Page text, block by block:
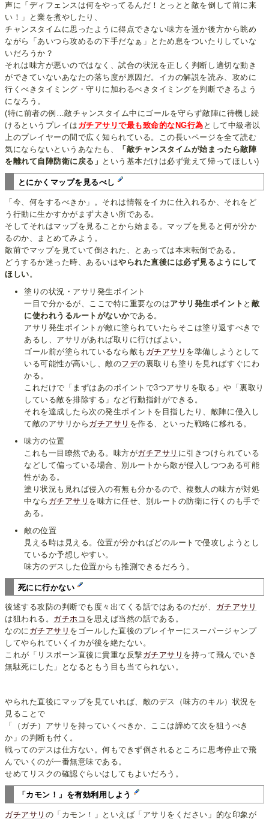
声に「ディフェンスは何をやってるんだ！とっとと敵を倒して前に来
い！」と業を煮やしたり、
チャンスタイムに思ったように得点できない味方を遥か後方から眺め
ながら「あいつら攻めるの下手だなぁ」とため息をついたりしていな
いだろうか？
それは味方が悪いのではなく、試合の状況を正しく判断し適切な動き
ができていないあなたの落ち度が原因だ。イカの解説を読み、攻めに
行くべきタイミング・守りに加わるべきタイミングを判断できるよう
になろう。
(特に前者の例…敵チャンスタイム中にゴールを守らず敵陣に待機し続
けるというプレイは ガチアサリで最も致命的なNG行為 として中級者以
上のプレイヤーの間で広く知られている。この長いページを全て読む
気にならないというあなたも、
「敵チャンスタイムが始まったら敵陣
を離れて自陣防衛に戻る」 という基本だけは必ず覚えて帰ってほしい)
とにかくマップを見るべし
「今、何をするべきか」。それは情報をイカに仕入れるか、それをど
う行動に生かすかがまず大きい所である。
そしてそれはマップを見ることから始まる。マップを見ると何が分か
るのか、まとめてみよう。
敵前でマップを見ていて倒された、とあっては本末転倒である。
どうするか迷った時、あるいはやられた直後には必ず見るようにして
ほしい 。
塗りの状況・アサリ発生ポイント
一目で分かるが、ここで特に重要なのはアサリ発生ポイント と 敵
に使われうるルートがないかである。
アサリ発生ポイントが敵に塗られていたらそこは塗り返すべきで
あるし、アサリがあれば取りに行けばよい。
ゴール前が塗られているなら敵も ガチアサリ を準備しようとして
いる可能性が高いし、敵のフデの裏取りも塗りを見ればすぐにわ
かる。
これだけで「まずはあのポイントで3つアサリを取る」や「裏取り
している敵を排除する」など行動指針ができる。
それを達成したら次の発生ポイントを目指したり、敵陣に侵入し
て敵のアサリから ガチアサリ を作る、といった戦略に移れる。
味方の位置
これも一目瞭然である。味方がガチアサリ に引きつけられている
などして偏っている場合、別ルートから敵が侵入しつつある可能
性がある。
塗り状況も見れば侵入の有無も分かるので、複数人の味方が対処
中なら ガチアサリ を味方に任せ、別ルートの防衛に行くのも手で
ある。
敵の位置
見える時は見える。位置が分かればどのルートで侵攻しようとし
ているか予想しやすい。
味方のデスした位置からも推測できるだろう。
死にに行かない
後述する攻防の判断でも度々出てくる話ではあるのだが、 ガチアサリ
は狙われる。 ガチホコ を思えば当然の話である。
なのに ガチアサリ をゴールした直後のプレイヤーにスーパージャンプ
してやられていくイカが後を絶たない。
これが「リスポーン直後に貴重な反撃ガチアサリ を持って飛んでいき
無駄死にした」となるともう目も当てられない。
やられた直後にマップを見ていれば、敵のデス（味方のキル）状況を
見ることで
「（ガチ）アサリを持っていくべきか、ここは諦めて次を狙うべき
か」の判断も付く。
戦ってのデスは仕方ない。何もできず倒されるところに思考停止で飛
んでいくのが一番無意味である。
せめてリスクの確認ぐらいはしてもよいだろう。
「カモン！」を有効利用しよう
ガチアサリ の「カモン！」といえば「アサリをください」的な印象が